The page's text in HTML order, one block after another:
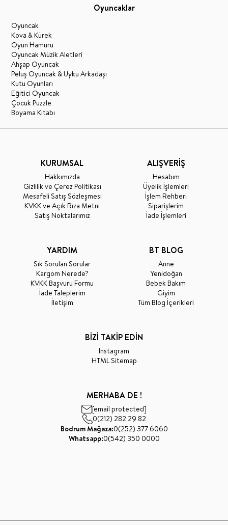
Oyuncaklar
Oyuncak
Kova & Kürek
Oyun Hamuru
Oyuncak Müzik Aletleri
Ahşap Oyuncak
Peluş Oyuncak & Uyku Arkadaşı
Kutu Oyunları
Eğitici Oyuncak
Çocuk Puzzle
Boyama Kitabı
KURUMSAL
Hakkımızda
Gizlilik ve Çerez Politikası
Mesafeli Satış Sözleşmesi
KVKK ve Açık Rıza Metni
Satış Noktalarımız
ALIŞVERİŞ
Hesabım
Üyelik İşlemleri
İşlem Rehberi
Siparişlerim
İade İşlemleri
YARDIM
Sık Sorulan Sorular
Kargom Nerede?
KVKK Başvuru Formu
İade Taleplerim
İletişim
BT BLOG
Anne
Yenidoğan
Bebek Bakım
Giyim
Tüm Blog İçerikleri
BİZİ TAKİP EDİN
Instagram
HTML Sitemap
MERHABA DE !
[email protected]
0(212) 282 29 82
Bodrum Mağaza:0(252) 377 6060
Whatsapp:0(542) 350 0000